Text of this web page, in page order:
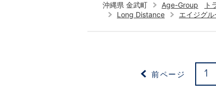
沖縄県 金武町 Age-Group ト
Long Distance
エイジグ
前ページ 1